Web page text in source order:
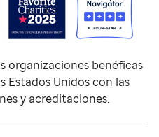
organizaciones benéficas
Estados Unidos con las
y acreditaciones.